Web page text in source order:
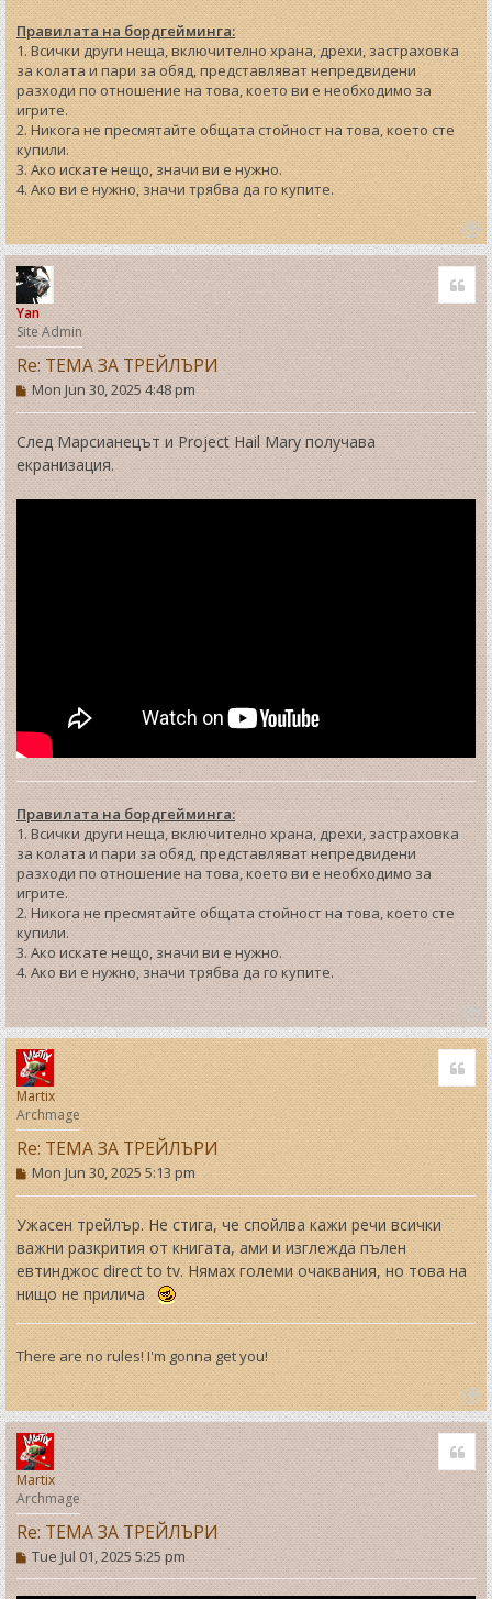
Правилата на бордгейминга:
1. Всички други неща, включително храна, дрехи, застраховка
за колата и пари за обяд, представляват непредвидени
разходи по отношение на това, което ви е необходимо за
игрите.
2. Никога не пресмятайте общата стойност на това, което сте
купили.
3. Ако искате нещо, значи ви е нужно.
4. Ако ви е нужно, значи трябва да го купите.
T
o
p
Yan
Site Admin
Re: ТЕМА ЗА ТРЕЙЛЪРИ
P
o
s
t
Mon Jun 30, 2025 4:48 pm
След Марсианецът и Project Hail Mary получава
екранизация.
Правилата на бордгейминга:
1. Всички други неща, включително храна, дрехи, застраховка
за колата и пари за обяд, представляват непредвидени
разходи по отношение на това, което ви е необходимо за
игрите.
2. Никога не пресмятайте общата стойност на това, което сте
купили.
3. Ако искате нещо, значи ви е нужно.
4. Ако ви е нужно, значи трябва да го купите.
T
o
p
Martix
Archmage
Re: ТЕМА ЗА ТРЕЙЛЪРИ
P
o
s
t
Mon Jun 30, 2025 5:13 pm
Ужасен трейлър. Не стига, че спойлва кажи речи всички
важни разкрития от книгата, ами и изглежда пълен
евтинджос direct to tv. Нямах големи очаквания, но това на
нищо не прилича
There are no rules! I'm gonna get you!
T
o
p
Martix
Archmage
Re: ТЕМА ЗА ТРЕЙЛЪРИ
P
o
s
Tue Jul 01, 2025 5:25 pm